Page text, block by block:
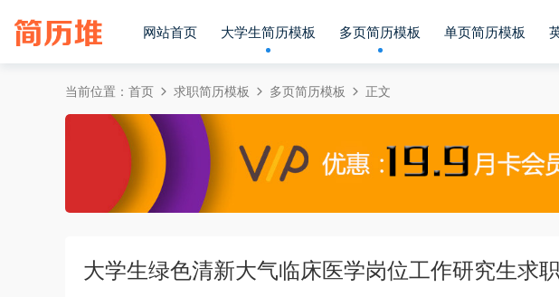
网站首页 大学生简历模板 多页简历模板 单页简历模板
当前位置： 首页 求职简历模板 多页简历模板 正文
大学生绿色清新大气临床医学岗位工作研究生求